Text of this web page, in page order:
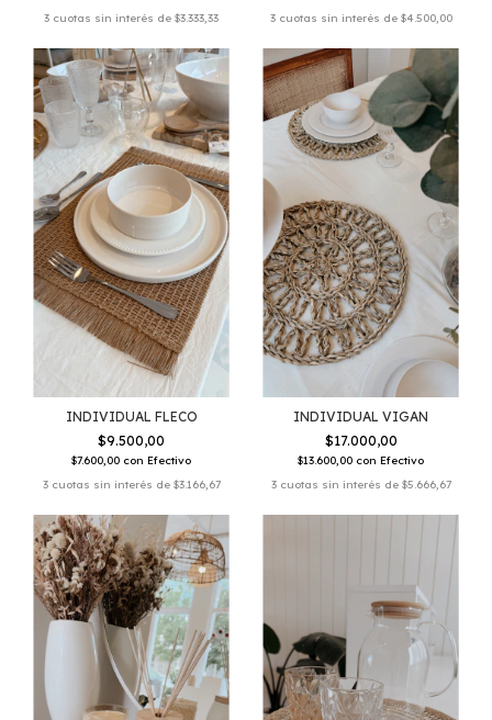
3 cuotas sin interés de $3.333,33
3 cuotas sin interés de $4.500,00
INDIVIDUAL FLECO
$9.500,00
$7.600,00 con Efectivo
3 cuotas sin interés de $3.166,67
INDIVIDUAL VIGAN
$17.000,00
$13.600,00 con Efectivo
3 cuotas sin interés de $5.666,67